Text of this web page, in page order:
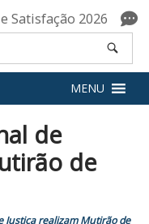
Satisfação 2026
MENU
de
de
Justiça realizam Mutirão de